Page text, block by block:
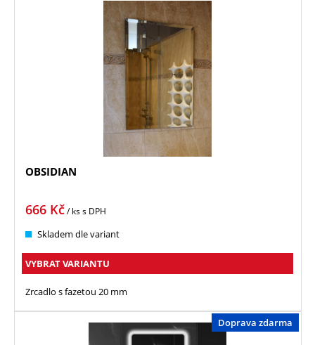
OBSIDIAN
666 Kč/ kss DPH
Skladem dle variant
VYBRAT VARIANTU
Zrcadlo s fazetou 20 mm
Doprava zdarma